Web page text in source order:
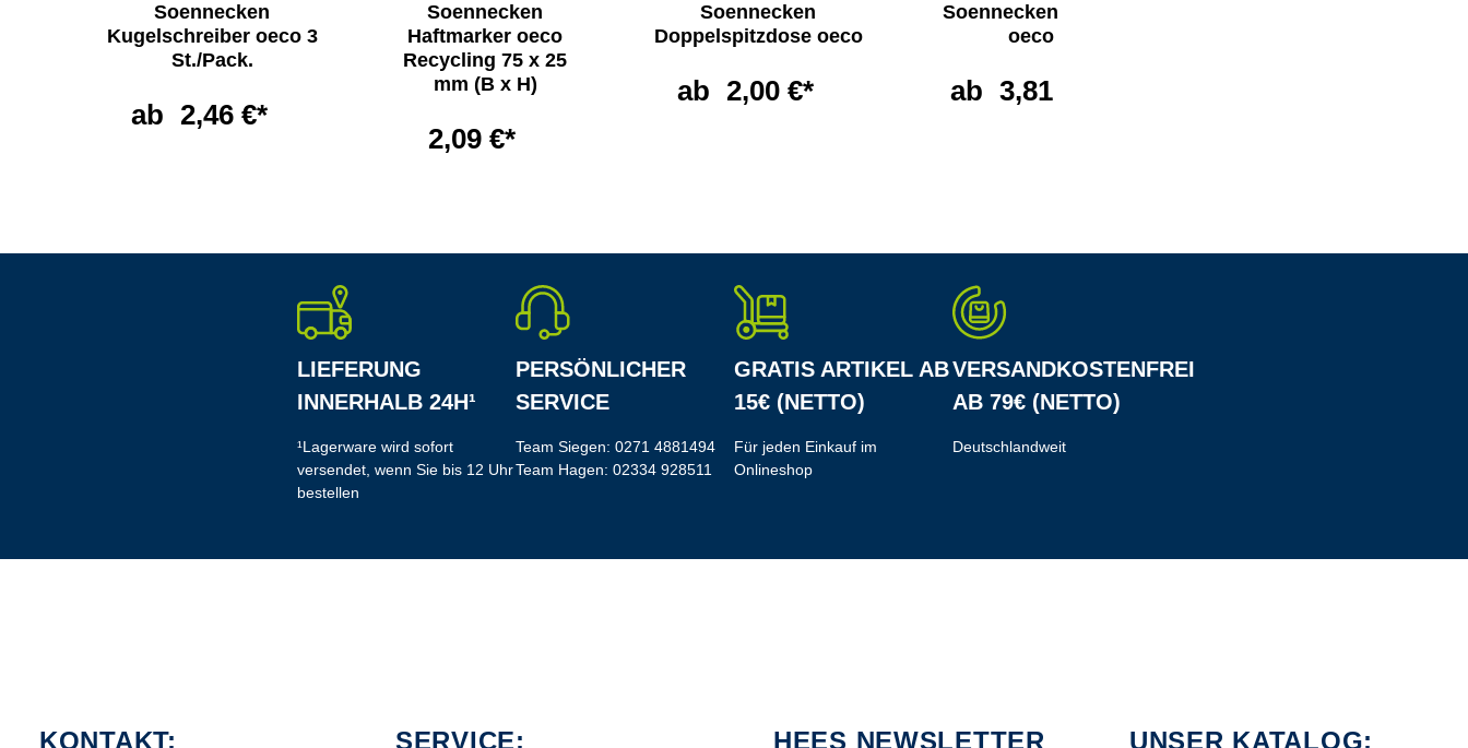
Soennecken
Kugelschreiber oeco 3
St./Pack.
ab 2,46 €*
Soennecken
Haftmarker oeco
Recycling 75 x 25
mm (B x H)
2,09 €*
Soennecken
Doppelspitzdose oeco
ab 2,00 €*
Soennecken Lineal
oeco
ab 3,81 €*
LIEFERUNG
INNERHALB 24H¹
¹Lagerware wird sofort
versendet, wenn Sie bis 12 Uhr
bestellen
PERSÖNLICHER
SERVICE
Team Siegen: 0271 4881494
Team Hagen: 02334 928511
GRATIS ARTIKEL AB
15€ (NETTO)
Für jeden Einkauf im
Onlineshop
VERSANDKOSTENFREI
AB 79€ (NETTO)
Deutschlandweit
KONTAKT: SERVICE: HEES NEWSLETTER UNSER KATALOG: